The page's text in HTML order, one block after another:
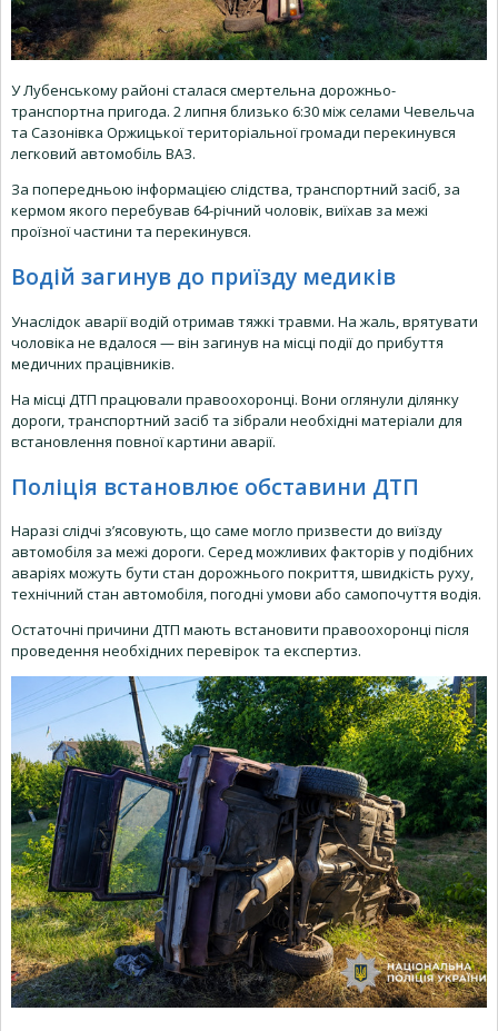
У Лубенському районі сталася смертельна дорожньо-
транспортна пригода. 2 липня близько 6:30 між селами Чевельча
та Сазонівка Оржицької територіальної громади перекинувся
легковий автомобіль ВАЗ.
За попередньою інформацією слідства, транспортний засіб, за
кермом якого перебував 64-річний чоловік, виїхав за межі
проїзної частини та перекинувся.
Водій загинув до приїзду медиків
Унаслідок аварії водій отримав тяжкі травми. На жаль, врятувати
чоловіка не вдалося — він загинув на місці події до прибуття
медичних працівників.
На місці ДТП працювали правоохоронці. Вони оглянули ділянку
дороги, транспортний засіб та зібрали необхідні матеріали для
встановлення повної картини аварії.
Поліція встановлює обставини ДТП
Наразі слідчі з’ясовують, що саме могло призвести до виїзду
автомобіля за межі дороги. Серед можливих факторів у подібних
аваріях можуть бути стан дорожнього покриття, швидкість руху,
технічний стан автомобіля, погодні умови або самопочуття водія.
Остаточні причини ДТП мають встановити правоохоронці після
проведення необхідних перевірок та експертиз.